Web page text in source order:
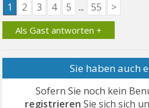
1 2 3 4 5 ... 55 >
Als Gast antworten +
Sie haben auch
Sofern Sie noch kein
registrieren Sie sich sich